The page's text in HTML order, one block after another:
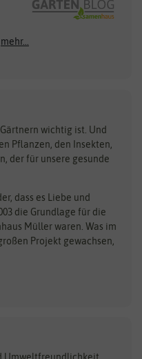
Clever Pots
COMPO
Dürr-Samen
Feldsaaten Freudenberger
Fertil
Flora Elite
Hortitops
mehr...
wichtig ist. Und
Pflanzen, den Insekten,
der für unsere gesunde
dass es Liebe und
die Grundlage für die
Müller waren. Was im
Projekt gewachsen,
Umweltfreundlichkeit.